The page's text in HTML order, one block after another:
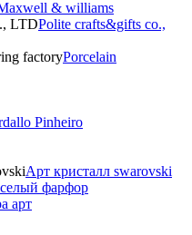
& williams
Polite crafts&gifts co.,
Porcelain
Pinheiro
Арт кристалл swarovski
фарфор
арт